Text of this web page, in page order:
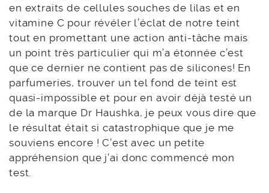
en extraits de cellules souches de lilas et en
vitamine C pour révéler l’éclat de notre teint
tout en promettant une action anti-tâche mais
un point très particulier qui m’a étonnée c’est
que ce dernier ne contient pas de silicones! En
parfumeries, trouver un tel fond de teint est
quasi-impossible et pour en avoir déjà testé un
de la marque Dr Haushka, je peux vous dire que
le résultat était si catastrophique que je me
souviens encore ! C’est avec un petite
appréhension que j’ai donc commencé mon
test.